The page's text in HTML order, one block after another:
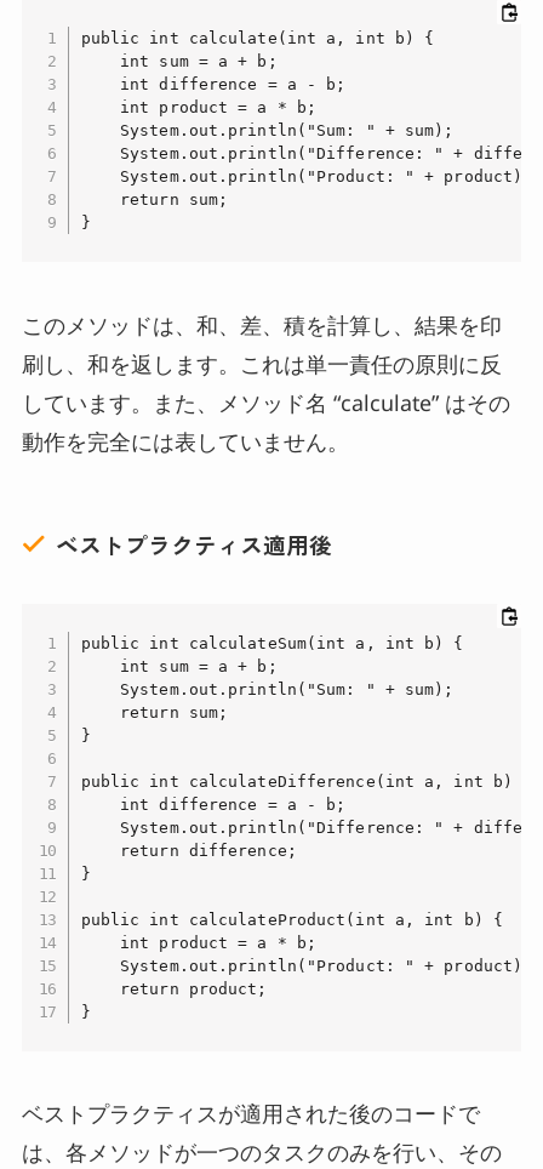
public int calculate(int a, int b) {
    int sum = a + b;
    int difference = a - b;
    int product = a * b;
    System.out.println("Sum: " + sum);
System.out.println("Difference: " +
    System.out.println("Product: " + product);
    return sum;
}
このメソッドは、和、差、積を計算し、結果を印
刷し、和を返します。これは単一責任の原則に反
しています。また、メソッド名 “calculate” はその
動作を完全には表していません。
ベストプラクティス適用後
public int calculateSum(int a, int b) {
    int sum = a + b;
    System.out.println("Sum: " + sum);
    return sum;
}
public int calculateDifference(int a, int b) {
    int difference = a - b;
System.out.println("Difference: " +
    return difference;
}
public int calculateProduct(int a, int b) {
    int product = a * b;
    System.out.println("Product: " + product);
    return product;
}
ベストプラクティスが適用された後のコードで
は、各メソッドが一つのタスクのみを行い、その